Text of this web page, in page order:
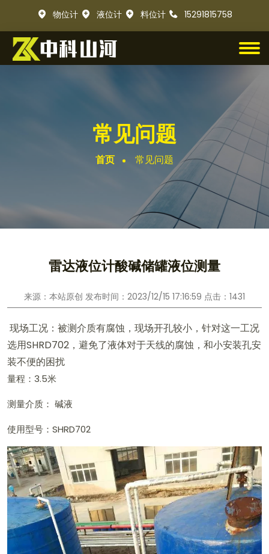
物位计 液位计 料位计 15291815758
常见问题
首页 常见问题
雷达液位计酸碱储罐液位测量
来源：本站原创 发布时间：2023/12/15 17:16:59 点击：1431
现场工况：被测介质有腐蚀，现场开孔较小，针对这一工况
选用SHRD702，避免了液体对于天线的腐蚀，和小安装孔安
装不便的困扰
量程：3.5米
测量介质： 碱液
使用型号：SHRD702